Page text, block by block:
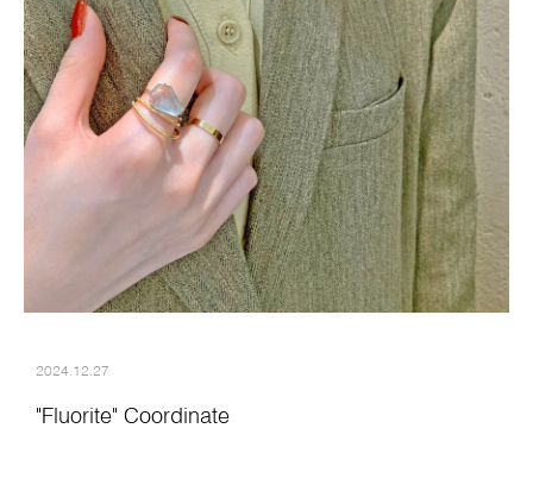
2024.12.27
"Fluorite" Coordinate